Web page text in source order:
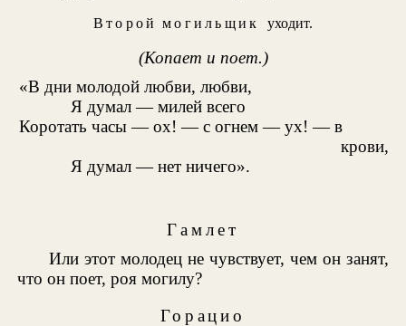
Второй могильщик уходит.
(Копает и поет.)
«В дни молодой любви, любви,
Я думал — милей всего
Коротать часы — ох! — с огнем — ух! — в
крови,
Я думал — нет ничего».
Гамлет
Или этот молодец не чувствует, чем он занят,
что он поет, роя могилу?
Горацио